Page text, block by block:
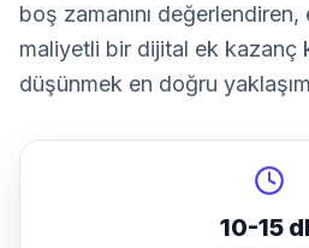
boş zamanını değerlendiren,
maliyetli bir dijital ek kazanç
düşünmek en doğru
10-15